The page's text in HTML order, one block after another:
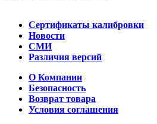
Сертификаты калибровки
Новости
СМИ
Различия версий
О Компании
Безопасность
Возврат товара
Условия соглашения